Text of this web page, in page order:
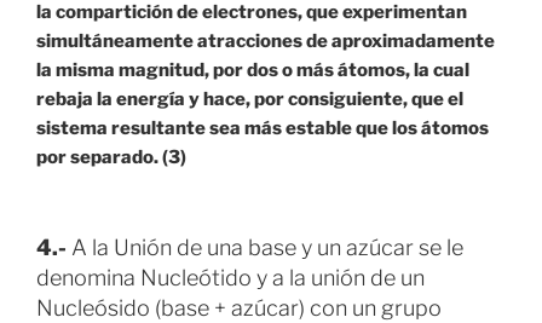
la compartición de electrones, que experimentan
simultáneamente atracciones de aproximadamente
la misma magnitud, por dos o más átomos, la cual
rebaja la energía y hace, por consiguiente, que el
sistema resultante sea más estable que los átomos
por separado. (3)
4.- A la Unión de una base y un azúcar se le
denomina Nucleótido y a la unión de un
Nucleósido (base + azúcar) con un grupo